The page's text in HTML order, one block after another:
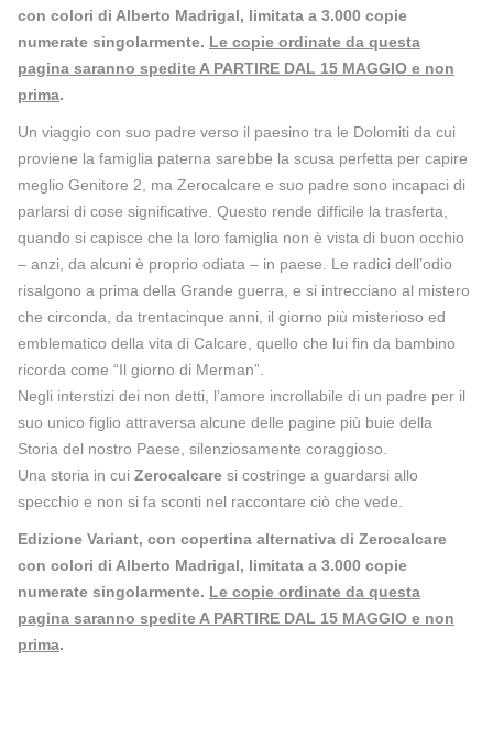
con colori di Alberto Madrigal, limitata a 3.000 copie
numerate singolarmente. Le copie ordinate da questa
pagina saranno spedite A PARTIRE DAL 15 MAGGIO e non
prima.
Un viaggio con suo padre verso il paesino tra le Dolomiti da cui
proviene la famiglia paterna sarebbe la scusa perfetta per capire
meglio Genitore 2, ma Zerocalcare e suo padre sono incapaci di
parlarsi di cose significative. Questo rende difficile la trasferta,
quando si capisce che la loro famiglia non è vista di buon occhio
– anzi, da alcuni è proprio odiata – in paese. Le radici dell’odio
risalgono a prima della Grande guerra, e si intrecciano al mistero
che circonda, da trentacinque anni, il giorno più misterioso ed
emblematico della vita di Calcare, quello che lui fin da bambino
ricorda come “Il giorno di Merman”.
Negli interstizi dei non detti, l’amore incrollabile di un padre per il
suo unico figlio attraversa alcune delle pagine più buie della
Storia del nostro Paese, silenziosamente coraggioso.
Una storia in cui Zerocalcare si costringe a guardarsi allo
specchio e non si fa sconti nel raccontare ciò che vede.
Edizione Variant, con copertina alternativa di Zerocalcare
con colori di Alberto Madrigal, limitata a 3.000 copie
numerate singolarmente. Le copie ordinate da questa
pagina saranno spedite A PARTIRE DAL 15 MAGGIO e non
prima.